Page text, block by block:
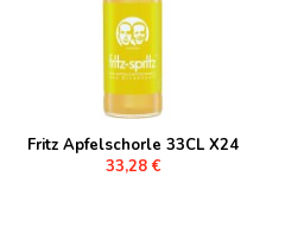
Fritz Apfelschorle 33CL X24
33,28 €